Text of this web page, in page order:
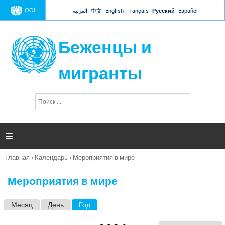
Jump to navigation
ООН العربية 中文 English Français Русский Español
Беженцы и
мигранты
п
и

Вы
Главная › Календарь › Мероприятия в мире
Мероприятия в мире
Месяц День Год